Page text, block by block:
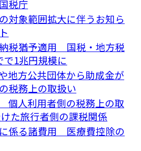
税庁
対象範囲拡大に伴うお知ら
税猶予適用 国税・地方税
で1兆円規模に
地方公共団体から助成金が
税務上の取扱い
個人利用者側の税務上の取
た旅行者側の課税関係
係る諸費用 医療費控除の